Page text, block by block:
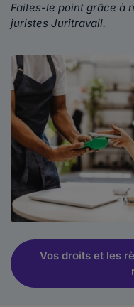
Faites-le point grâce à
juristes Juritravail.
Vos droits et les